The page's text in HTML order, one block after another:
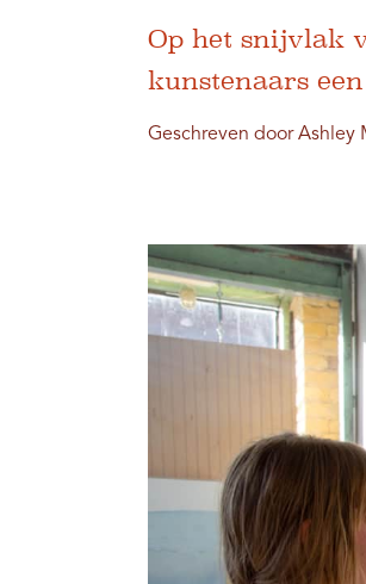
Op het snijvlak
kunstenaars
Geschreven door Ashley